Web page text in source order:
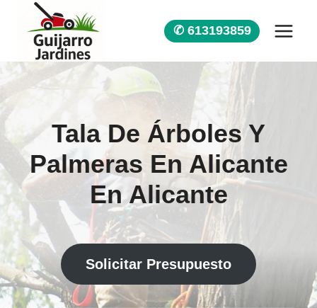
contenido
✆ 613193859
Tala De Árboles Y
Palmeras En Alicante
En Alicante
Solicitar Presupuesto